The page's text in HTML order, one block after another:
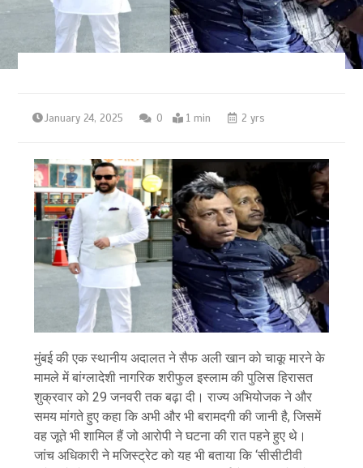
January 24, 2025 0 1 min 2 yrs
मुंबई की एक स्थानीय अदालत ने सैफ अली खान को चाकू मारने के
मामले में बांग्लादेशी नागरिक शरीफुल इस्लाम की पुलिस हिरासत
शुक्रवार को 29 जनवरी तक बढ़ा दी। राज्य अभियोजक ने और
समय मांगते हुए कहा कि अभी और भी बरामदगी की जानी है, जिसमें
वह जूते भी शामिल हैं जो आरोपी ने घटना की रात पहने हुए थे।
जांच अधिकारी ने मजिस्ट्रेट को यह भी बताया कि ‘सीसीटीवी